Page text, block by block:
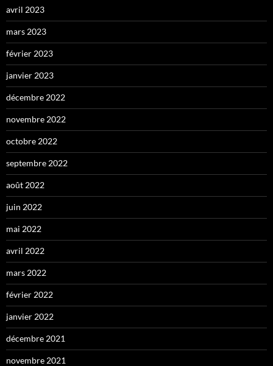
avril 2023
mars 2023
février 2023
janvier 2023
décembre 2022
novembre 2022
octobre 2022
septembre 2022
août 2022
juin 2022
mai 2022
avril 2022
mars 2022
février 2022
janvier 2022
décembre 2021
novembre 2021